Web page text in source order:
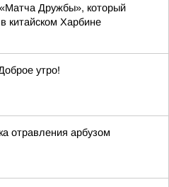
Дружбы», который
китайском Харбине
утро!
отравления арбузом